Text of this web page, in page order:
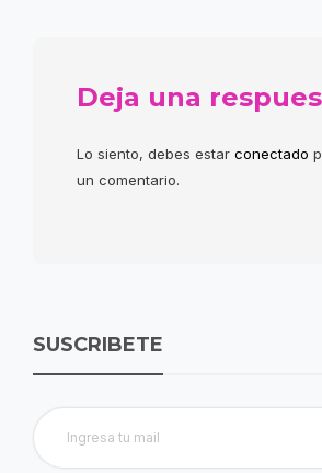
Deja una
Lo siento, debes estar conectado
un comentario.
SUSCRIBETE